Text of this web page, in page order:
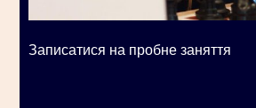
Записатися на пробне заняття